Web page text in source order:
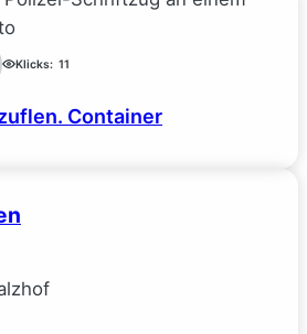
Klicks: 11
Container